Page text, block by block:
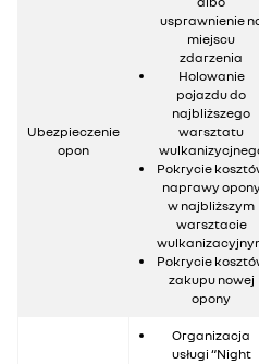
Ubezpieczenie
opon
usprawnienie
miejscu
zdarzenia
Holowanie
pojazdu do
najbliższego
warsztatu
Pokrycie
naprawy
w najbliższym
warsztacie
Pokrycie
zakupu nowej
opony
Organizacja
usługi “Night